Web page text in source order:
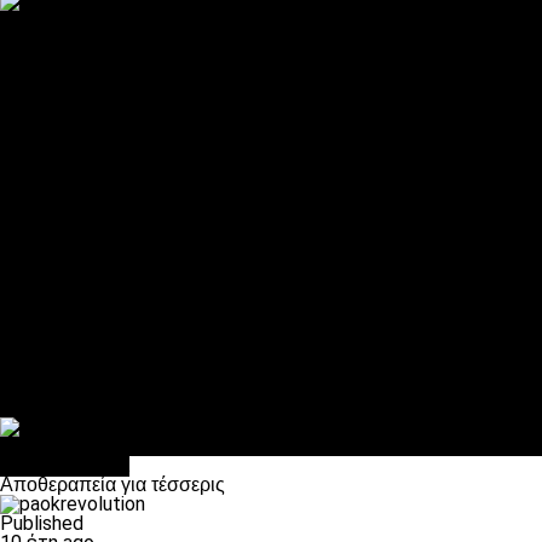
Αποθεραπεία για τέσσερις
Published